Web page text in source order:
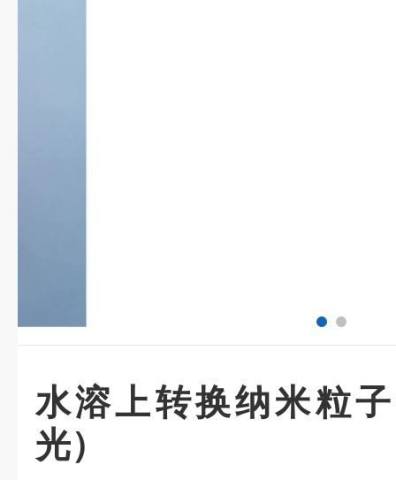
水溶上转换纳米粒
光）